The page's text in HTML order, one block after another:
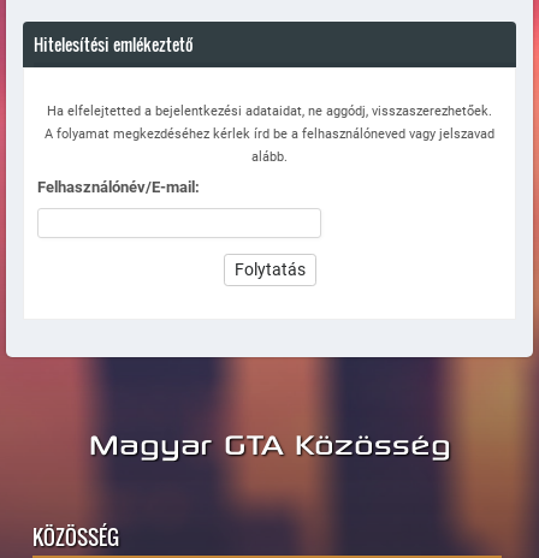
Hitelesítési emlékeztető
Ha elfelejtetted a bejelentkezési adataidat, ne aggódj, visszaszerezhetőek.
A folyamat megkezdéséhez kérlek írd be a felhasználóneved vagy jelszavad
alább.
Felhasználónév/E-mail:
Magyar GTA Közösség
KÖZÖSSÉG